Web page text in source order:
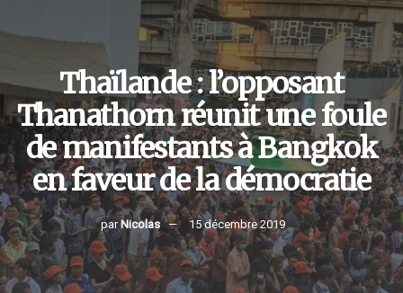
Thaïlande : l’opposant
Thanathorn réunit une foule
de manifestants à Bangkok
en faveur de la démocratie
par Nicolas 15 décembre 2019